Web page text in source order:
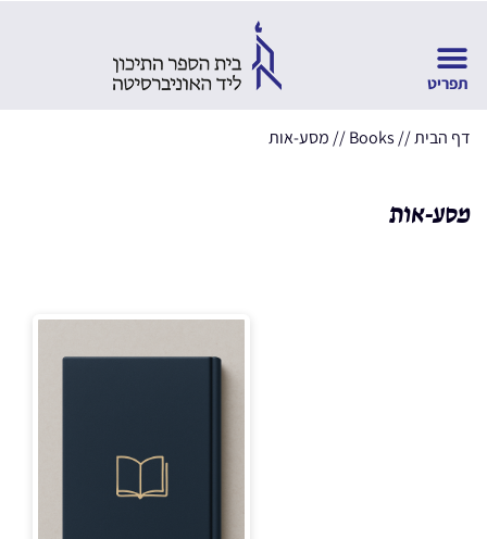
דף הבית//
Books
// מסע-אות
מסע-אות